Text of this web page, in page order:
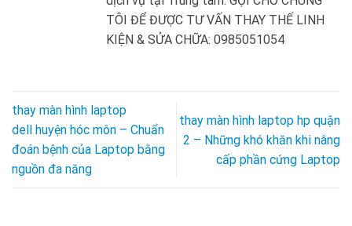
TÔI ĐỂ ĐƯỢC TƯ VẤN THAY THẾ LINH
KIỆN & SỬA CHỮA: 0985051054
thay màn hình laptop
dell huyện hóc môn – Chuẩn
đoán bệnh của Laptop bằng
nguồn đa năng
thay màn hình laptop hp quận
2 – Những khó khăn khi nâng
cấp phần cứng Laptop